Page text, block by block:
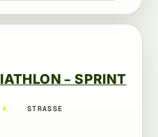
– SPRINT
€ STRASSE